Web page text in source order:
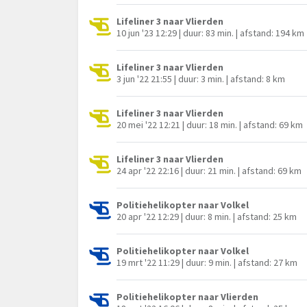
Lifeliner 3 naar Vlierden
10 jun '23 12:29 | duur: 83 min. | afstand: 194 km
Lifeliner 3 naar Vlierden
3 jun '22 21:55 | duur: 3 min. | afstand: 8 km
Lifeliner 3 naar Vlierden
20 mei '22 12:21 | duur: 18 min. | afstand: 69 km
Lifeliner 3 naar Vlierden
24 apr '22 22:16 | duur: 21 min. | afstand: 69 km
Politiehelikopter naar Volkel
20 apr '22 12:29 | duur: 8 min. | afstand: 25 km
Politiehelikopter naar Volkel
19 mrt '22 11:29 | duur: 9 min. | afstand: 27 km
Politiehelikopter naar Vlierden